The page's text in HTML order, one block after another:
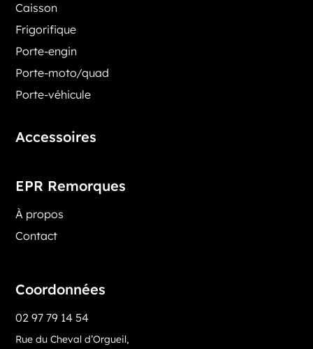
Caisson
Frigorifique
Porte-engin
Porte-moto/quad
Porte-véhicule
Accessoires
EPR Remorques
À propos
Contact
Coordonnées
02 97 79 14 54
Rue du Cheval d’Orgueil,